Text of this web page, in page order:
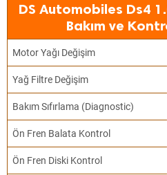
DS Automobiles Ds4
Bakım ve
Motor Yağı Değişim
Yağ Filtre Değişim
Bakım Sıfırlama (Diagnostic)
Ön Fren Balata Kontrol
Ön Fren Diski Kontrol